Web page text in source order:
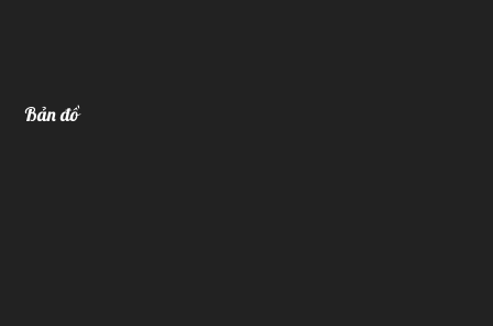
Bản đồ